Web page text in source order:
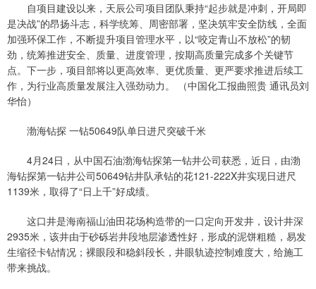
自项目建设以来，天辰公司项目团队秉持“起步就是冲刺，开局即
是决战”的昂扬斗志，科学统筹、周密部署，坚决筑牢安全防线，全面
加强环保工作，不断提升项目管理水平，以“咬定青山不放松”的韧
劲，统筹推进安全、质量、进度管理，按期高质量完成多个关键节
点。下一步，项目部将以更高效率、更优质量、更严要求推进后续工
作，为行业高质量发展注入强劲动力。 （中国化工报曲照贵 通讯员刘
华怡）
渤海钻探 一钻50649队单日进尺突破千米
4月24日，从中国石油渤海钻探第一钻井公司获悉，近日，由渤
海钻探第一钻井公司50649钻井队承钻的花121-222X井实现日进尺
1139米，取得了“日上千”好成绩。
这口井是海南福山油田花场构造带的一口定向开发井，设计井深
2935米，该井由于砂砾岩井段地层渗透性好，形成的泥饼粗糙，易发
生缩径卡钻情况；裸眼段和稳斜段长，井眼轨迹控制难度大，给施工
带来挑战。